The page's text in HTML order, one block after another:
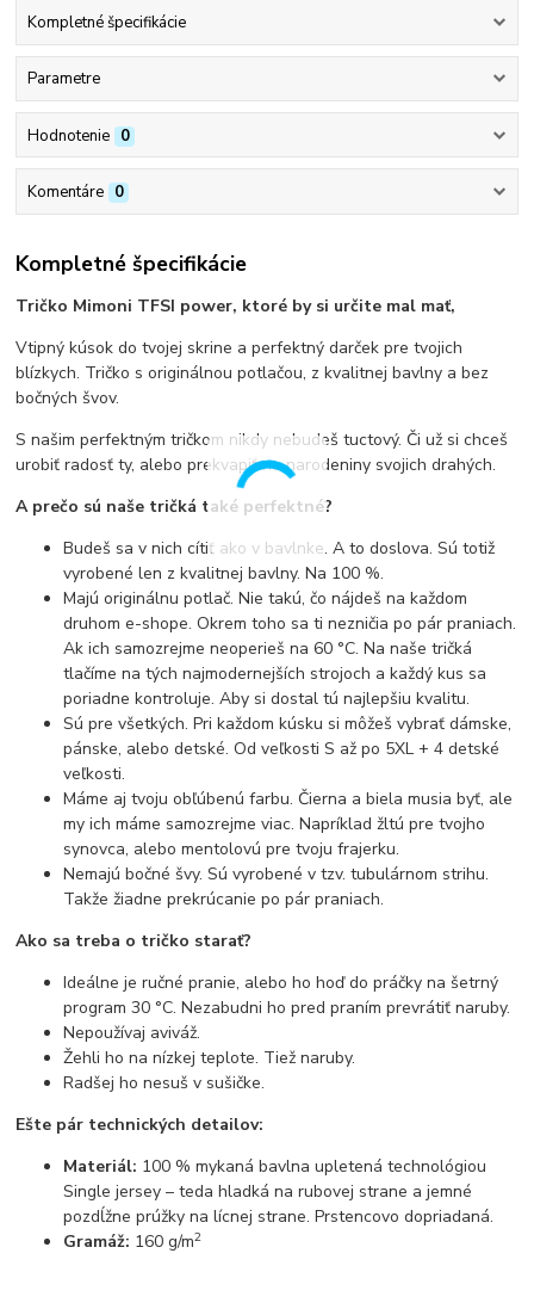
Kompletné špecifikácie
Parametre
Hodnotenie 0
Komentáre 0
Kompletné špecifikácie
Tričko Mimoni TFSI power, ktoré by si určite mal mať,
Vtipný kúsok do tvojej skrine a perfektný darček pre tvojich
blízkych. Tričko s originálnou potlačou, z kvalitnej bavlny a bez
bočných švov.
S našim perfektným tričkom nikdy nebudeš tuctový. Či už si chceš
urobiť radosť ty, alebo prekvapiť na narodeniny svojich drahých.
A prečo sú naše tričká také perfektné?
Budeš sa v nich cítiť ako v bavlnke. A to doslova. Sú totiž
vyrobené len z kvalitnej bavlny. Na 100 %.
Majú originálnu potlač. Nie takú, čo nájdeš na každom
druhom e-shope. Okrem toho sa ti nezničia po pár praniach.
Ak ich samozrejme neoperieš na 60 °C. Na naše tričká
tlačíme na tých najmodernejších strojoch a každý kus sa
poriadne kontroluje. Aby si dostal tú najlepšiu kvalitu.
Sú pre všetkých. Pri každom kúsku si môžeš vybrať dámske,
pánske, alebo detské. Od veľkosti S až po 5XL + 4 detské
veľkosti.
Máme aj tvoju obľúbenú farbu. Čierna a biela musia byť, ale
my ich máme samozrejme viac. Napríklad žltú pre tvojho
synovca, alebo mentolovú pre tvoju frajerku.
Nemajú bočné švy. Sú vyrobené v tzv. tubulárnom strihu.
Takže žiadne prekrúcanie po pár praniach.
Ako sa treba o tričko starať?
Ideálne je ručné pranie, alebo ho hoď do práčky na šetrný
program 30 °C. Nezabudni ho pred praním prevrátiť naruby.
Nepoužívaj aviváž.
Žehli ho na nízkej teplote. Tiež naruby.
Radšej ho nesuš v sušičke.
Ešte pár technických detailov:
Materiál: 100 % mykaná bavlna upletená technológiou
Single jersey – teda hladká na rubovej strane a jemné
pozdĺžne prúžky na lícnej strane. Prstencovo dopriadaná.
Gramáž: 160 g/m2